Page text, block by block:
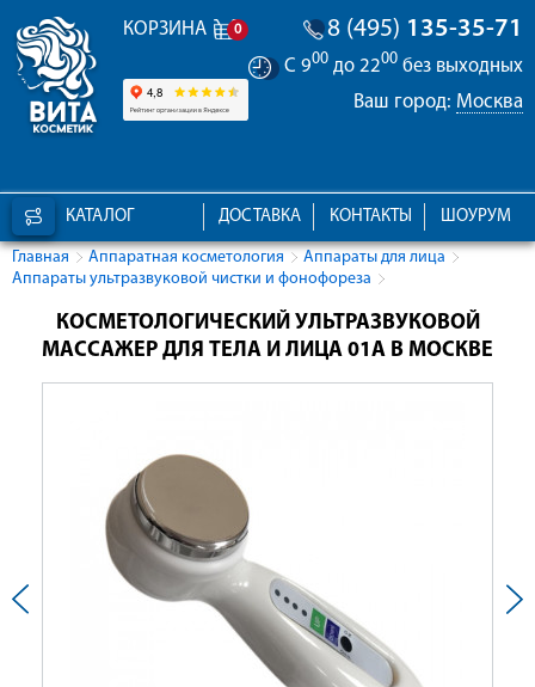
КОРЗИНА 0 8 (495) 135-35-71
С 900 до 2200 без выходных
Ваш город: Москва
КАТАЛОГ ШОУРУМ
КОНТАКТЫ
ДОСТАВКА
Главная Аппаратная косметология
Аппараты для лица
Аппараты ультразвуковой чистки и фонофореза
КОСМЕТОЛОГИЧЕСКИЙ УЛЬТРАЗВУКОВОЙ
МАССАЖЕР ДЛЯ ТЕЛА И ЛИЦА 01A В МОСКВЕ